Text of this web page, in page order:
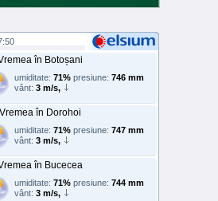
în Botoșani
umiditate: 71% presiune: 746 mm
vânt: 3 m/s,
Vremea în Dorohoi
umiditate: 71% presiune: 747 mm
vânt: 3 m/s,
în Bucecea
umiditate: 71% presiune: 744 mm
vânt: 3 m/s,